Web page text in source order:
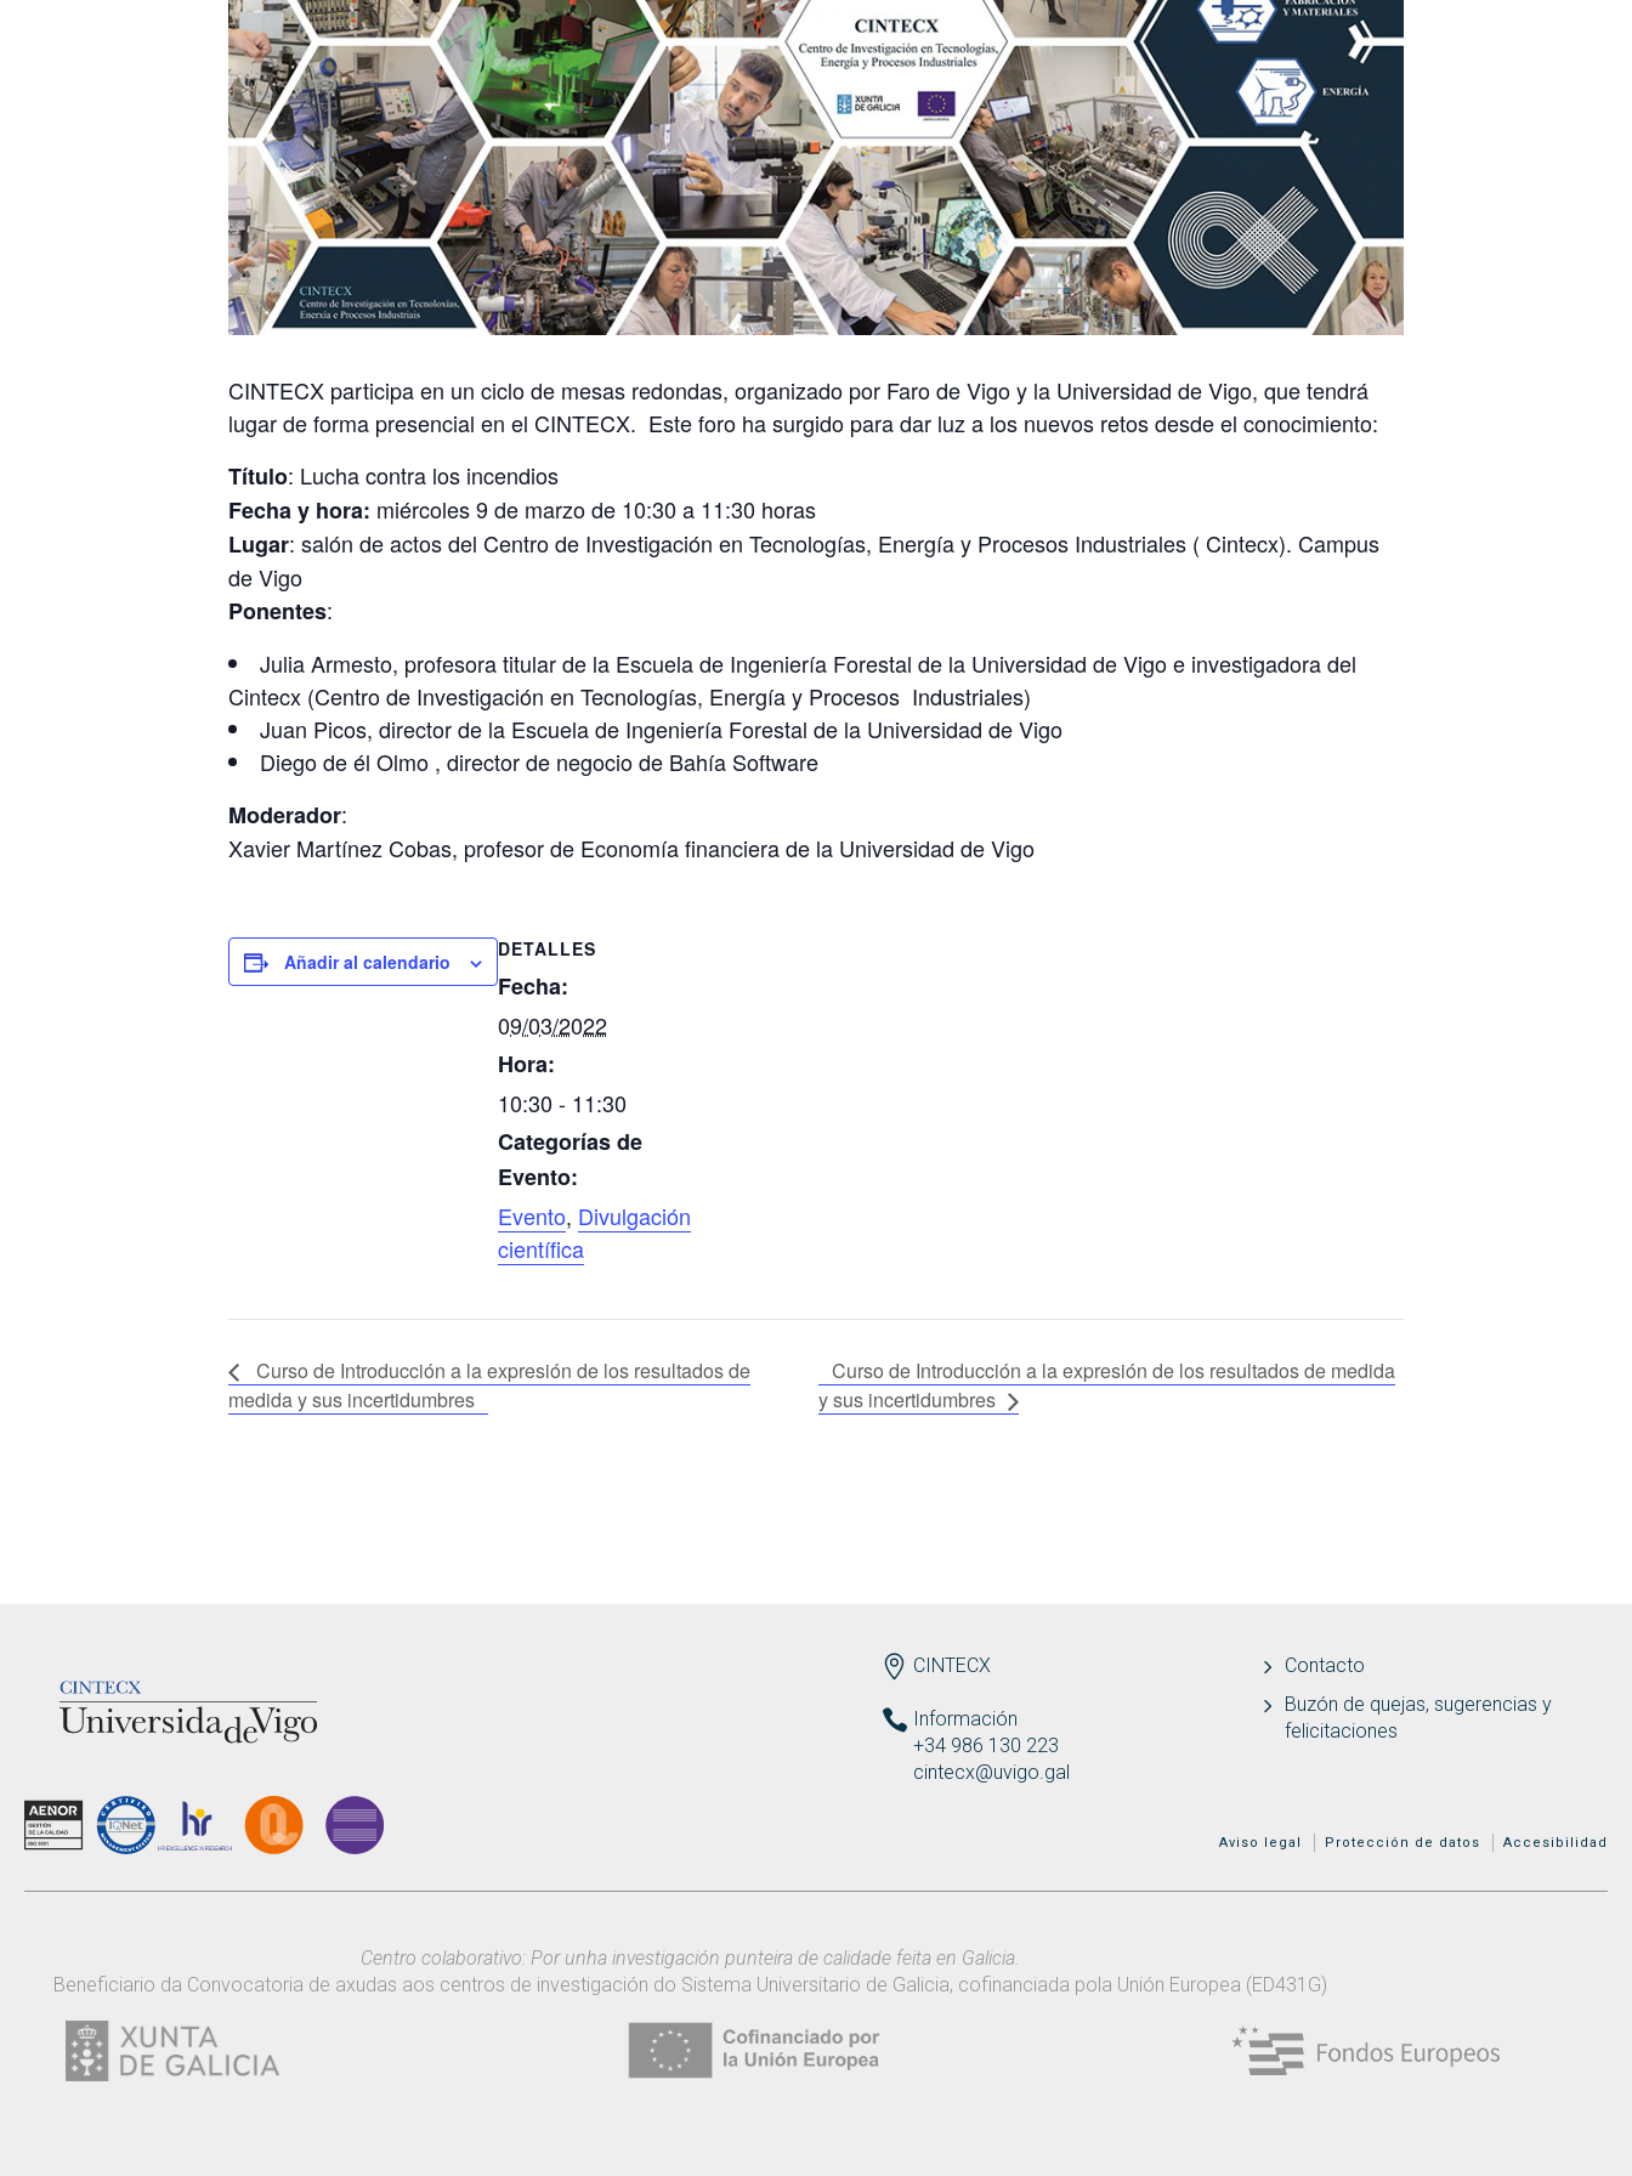
CINTECX participa en un ciclo de mesas redondas, organizado por Faro de Vigo y la Universidad de Vigo, que tendrá
lugar de forma presencial en el CINTECX. Este foro ha surgido para dar luz a los nuevos retos desde el conocimiento:
Título: Lucha contra los incendios
Fecha y hora: miércoles 9 de marzo de 10:30 a 11:30 horas
Lugar: salón de actos del Centro de Investigación en Tecnologías, Energía y Procesos Industriales ( Cintecx). Campus
de Vigo
Ponentes:
Julia Armesto, profesora titular de la Escuela de Ingeniería Forestal de la Universidad de Vigo e investigadora del
Cintecx (Centro de Investigación en Tecnologías, Energía y Procesos Industriales)
Juan Picos, director de la Escuela de Ingeniería Forestal de la Universidad de Vigo
Diego de él Olmo , director de negocio de Bahía Software
Moderador:
Xavier Martínez Cobas, profesor de Economía financiera de la Universidad de Vigo
Añadir al calendario
DETALLES
Fecha:
09/03/2022
Hora:
10:30 - 11:30
Categorías de
Evento:
Evento, Divulgación
científica
Curso de Introducción a la expresión de los resultados de
medida y sus incertidumbres
Curso de Introducción a la expresión de los resultados de medida
y sus incertidumbres
ENDEREZO ES
CINTECX
Información
+34 986 130 223
cintecx@uvigo.gal
Contacto
Buzón de quejas, sugerencias y
felicitaciones
MENÚ ADICIONAL
Aviso legal Protección de datos Accesibilidad
Centro colaborativo: Por unha investigación punteira de calidade feita en Galicia.
Beneficiario da Convocatoria de axudas aos centros de investigación do Sistema Universitario de Galicia, cofinanciada pola Unión Europea (ED431G)